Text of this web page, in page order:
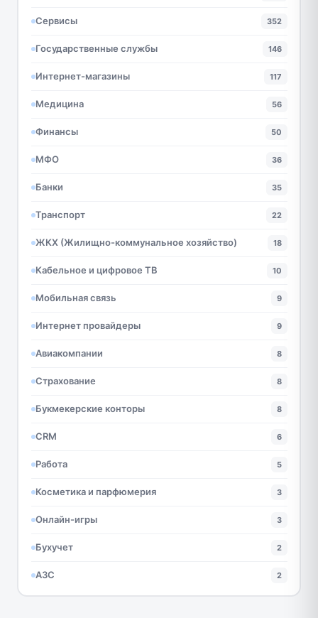
Сервисы 352
Государственные службы 146
Интернет-магазины 117
Медицина 56
Финансы 50
МФО 36
Банки 35
Транспорт 22
ЖКХ (Жилищно-коммунальное хозяйство) 18
Кабельное и цифровое ТВ 10
Мобильная связь 9
Интернет провайдеры 9
Авиакомпании 8
Страхование 8
Букмекерские конторы 8
CRM 6
Работа 5
Косметика и парфюмерия 3
Онлайн-игры 3
Бухучет 2
АЗС 2